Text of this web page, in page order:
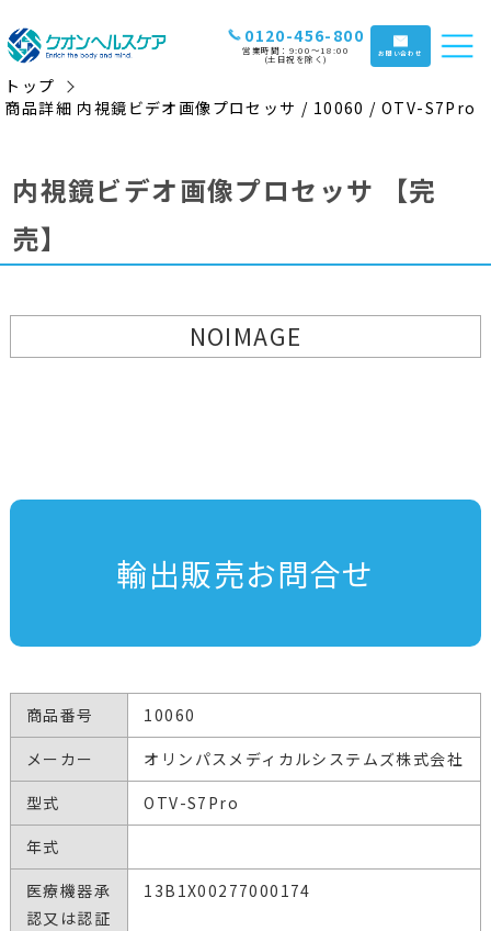
0120-456-800
営業時間：9:00〜18:00
(土日祝を除く) お問い合わせ
トップ
商品詳細 内視鏡ビデオ画像プロセッサ / 10060 / OTV-S7Pro
内視鏡ビデオ画像プロセッサ
【完
売】
NOIMAGE
輸出販売お問合せ
商品番号
10060
メーカー
オリンパスメディカルシステムズ株式会社
型式
OTV-S7Pro
年式
医療機器承
認又は認証
13B1X00277000174